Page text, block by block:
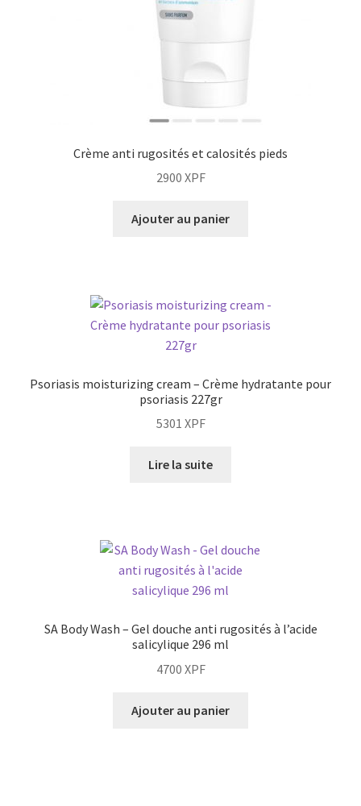
Crème anti rugosités et calosités pieds
2900 XPF
Ajouter au panier
Psoriasis moisturizing cream – Crème hydratante pour
psoriasis 227gr
5301 XPF
Lire la suite
SA Body Wash – Gel douche anti rugosités à l’acide
salicylique 296 ml
4700 XPF
Ajouter au panier